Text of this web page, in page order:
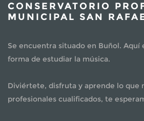
CONSERVATORIO
MUNICIPAL SAN
Se encuentra situado en Buñol. Aquí
forma de estudiar la música.
Diviértete, disfruta y aprende lo que
profesionales cualificados, te